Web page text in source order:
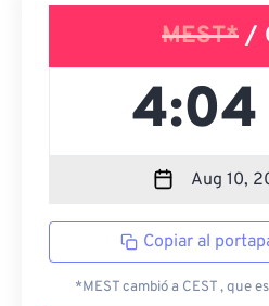
MEST* /
Copiar al
*MEST cambió a CEST , que